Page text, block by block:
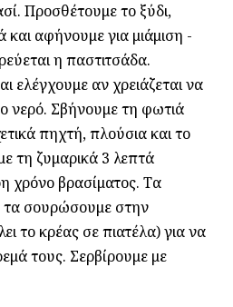
Προσθέτουμε το ξύδι,
αφήνουμε για μιάμιση -
η παστιτσάδα.
ελέγχουμε αν χρειάζεται να
νερό. Σβήνουμε τη φωτιά
πηχτή, πλούσια και το
τη ζυμαρικά 3 λεπτά
χρόνο βρασίματος. Τα
τα σουρώσουμε στην
το κρέας σε πιατέλα) για να
τους. Σερβίρουμε με